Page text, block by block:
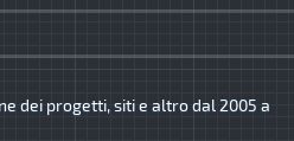
dei progetti, siti e altro dal 2005 a